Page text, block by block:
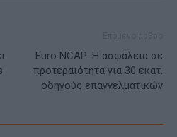
Euro NCAP: Η ασφάλεια σε
προτεραιότητα για 30 εκατ.
οδηγούς επαγγελματικών